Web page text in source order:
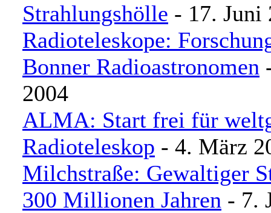
Strahlungshölle - 17. Juni
Radioteleskope:
Bonner Radioastronomen
2004
ALMA: Start frei für
Radioteleskop - 4. März
Milchstraße: Gewaltiger
300 Millionen Jahren - 7.